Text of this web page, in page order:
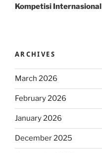
Kompetisi Internasional
ARCHIVES
March 2026
February 2026
January 2026
December 2025